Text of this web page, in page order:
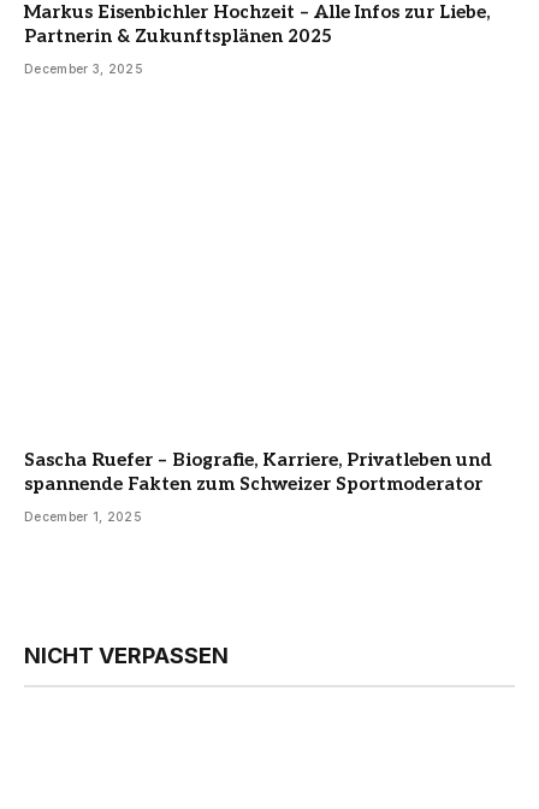
Markus Eisenbichler Hochzeit – Alle Infos zur Liebe,
Partnerin & Zukunftsplänen 2025
December 3, 2025
Sascha Ruefer – Biografie, Karriere, Privatleben und
spannende Fakten zum Schweizer Sportmoderator
December 1, 2025
NICHT VERPASSEN